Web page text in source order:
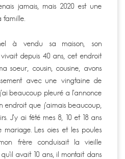
jamais, mais 2020 est une
famille.
à vendu sa maison, son
depuis 40 ans, cet endroit
soeur, cousin, cousine, avons
avec une vingtaine de
beaucoup pleuré a l’annonce
endroit que j’aimais beaucoup,
J’y ai fêté mes 8, 10 et 18 ans
mariage. Les oies et les poules
frère conduisait la vieille
avait 10 ans, il montait dans